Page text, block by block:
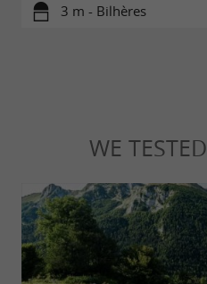
3 m - Bilhères
WE TESTED